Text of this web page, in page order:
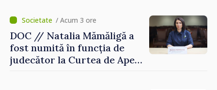
/ Acum 3 ore
DOC // Natalia Mămăligă a
fost numită în funcția de
judecător la Curtea de Apel